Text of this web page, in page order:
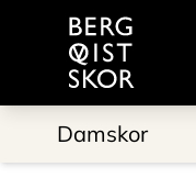
Till startsidan
Damskor